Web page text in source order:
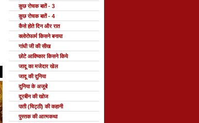
कुछ रोचक बातें - 3
कुछ रोचक बातें - 4
कैसे होते दिन और रात
क्लोरोफार्म किसने बनाया
गांधी जी की सीख
छोटे आविष्कार किसने किये
जादू का मजेदार खेल
जादू की दुनिया
दुनिया के अजूबे
दूरबीन की खोज
पाती (चिट्ठी) की कहानी
पुस्तक की आत्मकथा